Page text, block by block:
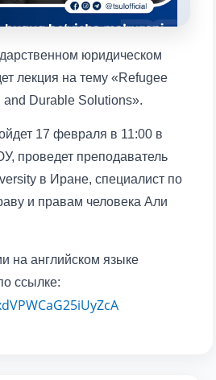
юридическом
лекция на тему «Refugee
Durable Solutions».
17 февраля в 11:00 в
проведет преподаватель
в Иране, специалист по
и правам человека Али
на английском языке
ссылке: